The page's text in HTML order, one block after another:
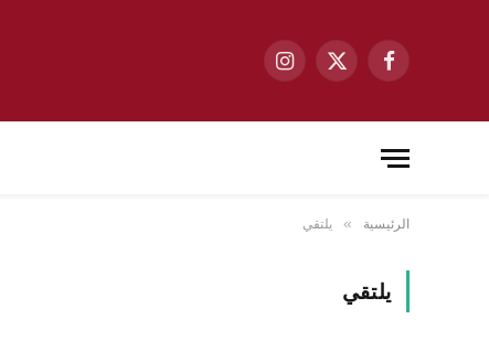
فيسبوكX
الانستغرام
الرئيسية » يلتقي
يلتقي